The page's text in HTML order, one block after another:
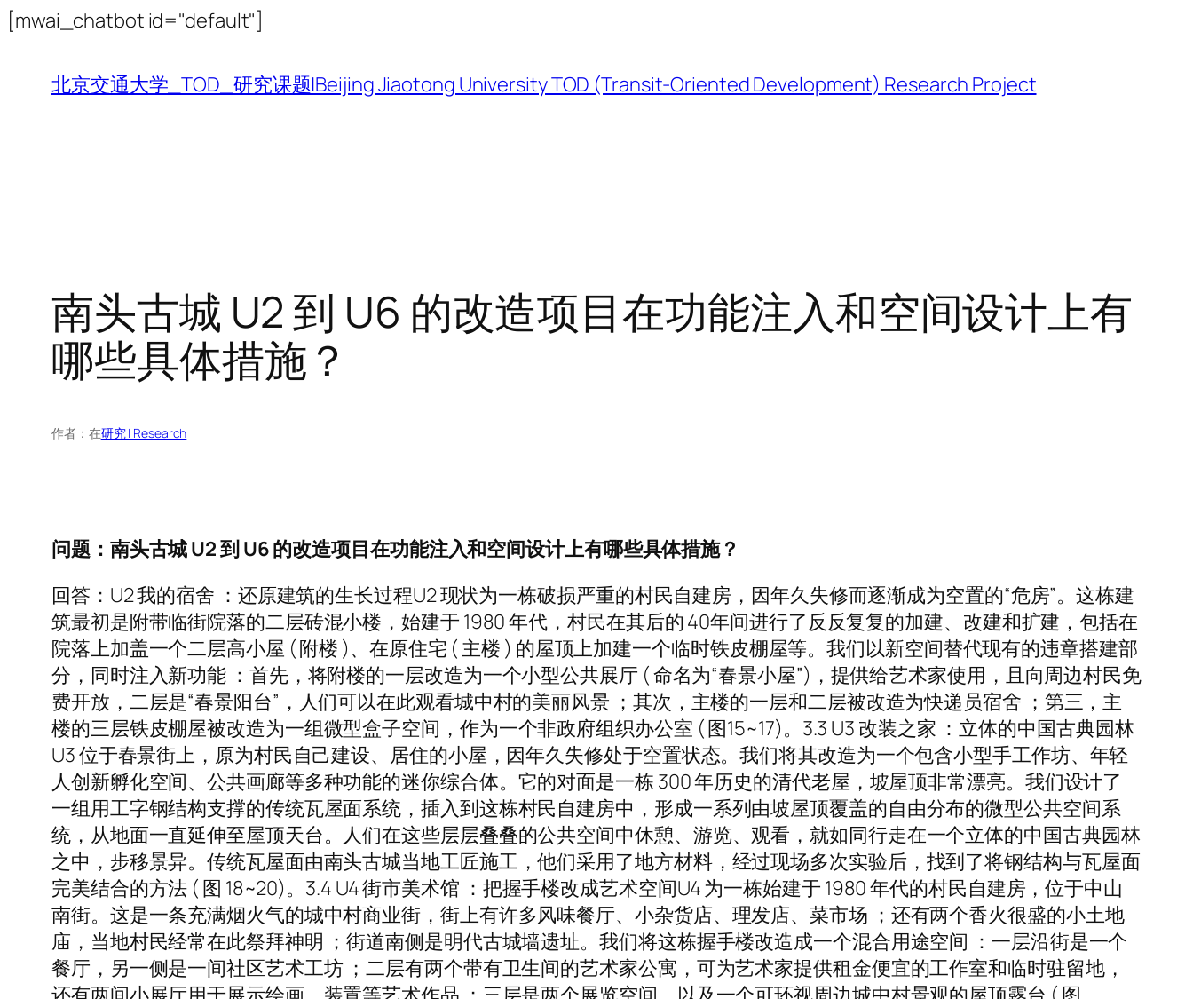
[mwai_chatbot id="default"]
内
容
北京交通大学_TOD_研究课题|Beijing Jiaotong University TOD (Transit-Oriented Development) Research Project
南头古城 U2 到 U6 的改造项目在功能注入和空间设计上有
哪些具体措施？
作者： 在研究 | Research
问题：南头古城U2到U6的改造项目在功能注入和空间设计上有哪些具体措施？
回答：U2 我的宿舍 ：还原建筑的生长过程U2 现状为一栋破损严重的村民自建房，因年久失修而逐渐成为空置的“危房”。这栋建
筑最初是附带临街院落的二层砖混小楼，始建于 1980 年代，村民在其后的 40年间进行了反反复复的加建、改建和扩建，包括在
院落上加盖一个二层高小屋 ( 附楼 )、在原住宅 ( 主楼 ) 的屋顶上加建一个临时铁皮棚屋等。我们以新空间替代现有的违章搭建部
分，同时注入新功能 ：首先，将附楼的一层改造为一个小型公共展厅 ( 命名为“春景小屋”)，提供给艺术家使用，且向周边村民免
费开放，二层是“春景阳台”，人们可以在此观看城中村的美丽风景 ；其次，主楼的一层和二层被改造为快递员宿舍 ；第三，主
楼的三层铁皮棚屋被改造为一组微型盒子空间，作为一个非政府组织办公室 ( 图15~17)。3.3 U3 改装之家 ：立体的中国古典园林
U3 位于春景街上，原为村民自己建设、居住的小屋，因年久失修处于空置状态。我们将其改造为一个包含小型手工作坊、年轻
人创新孵化空间、公共画廊等多种功能的迷你综合体。它的对面是一栋 300 年历史的清代老屋，坡屋顶非常漂亮。我们设计了
一组用工字钢结构支撑的传统瓦屋面系统，插入到这栋村民自建房中，形成一系列由坡屋顶覆盖的自由分布的微型公共空间系
统，从地面一直延伸至屋顶天台。人们在这些层层叠叠的公共空间中休憩、游览、观看，就如同行走在一个立体的中国古典园林
之中，步移景异。传统瓦屋面由南头古城当地工匠施工，他们采用了地方材料，经过现场多次实验后，找到了将钢结构与瓦屋面
完美结合的方法 ( 图 18~20)。3.4 U4 街市美术馆 ：把握手楼改成艺术空间U4 为一栋始建于 1980 年代的村民自建房，位于中山
南街。这是一条充满烟火气的城中村商业街，街上有许多风味餐厅、小杂货店、理发店、菜市场 ；还有两个香火很盛的小土地
庙，当地村民经常在此祭拜神明 ；街道南侧是明代古城墙遗址。我们将这栋握手楼改造成一个混合用途空间 ：一层沿街是一个
餐厅，另一侧是一间社区艺术工坊 ；二层有两个带有卫生间的艺术家公寓，可为艺术家提供租金便宜的工作室和临时驻留地，